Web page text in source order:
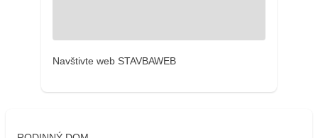
Navštivte web STAVBAWEB